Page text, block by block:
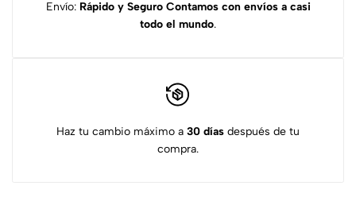
Envío: Rápido y Seguro Contamos con envíos a casi
todo el mundo.
Haz tu cambio máximo a 30 días después de tu
compra.